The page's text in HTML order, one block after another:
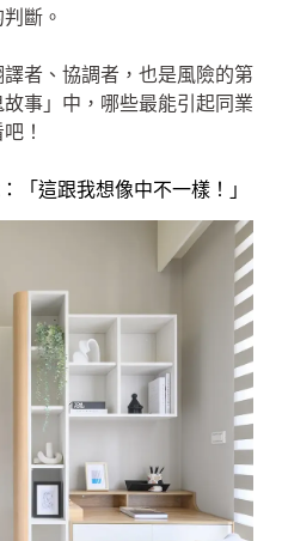
斷。
者、協調者，也是風險的第
事」中，哪些最能引起同業
！
「這跟我想像中不一樣！」